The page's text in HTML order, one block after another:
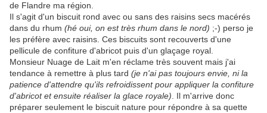
de Flandre ma région.
Il s'agit d'un biscuit rond avec ou sans des raisins secs macérés
dans du rhum (hé oui, on est très rhum dans le nord) ;-) perso je
les préfère avec raisins. Ces biscuits sont recouverts d'une
pellicule de confiture d'abricot puis d'un glaçage royal.
Monsieur Nuage de Lait m'en réclame très souvent mais j'ai
tendance à remettre à plus tard (je n'ai pas toujours envie, ni la
patience d'attendre qu'ils refroidissent pour appliquer la confiture
d'abricot et ensuite réaliser la glace royale) . Il m'arrive donc
préparer seulement le biscuit nature pour répondre à sa quette